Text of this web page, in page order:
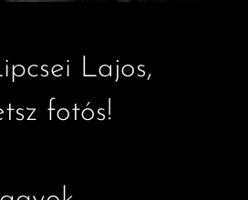
Lajos,
fotós!